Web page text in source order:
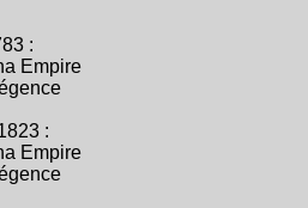
:
Empire
:
Empire